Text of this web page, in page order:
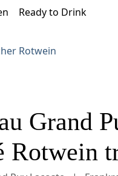
Ready to Drink
Rotwein
Grand
Rotwein